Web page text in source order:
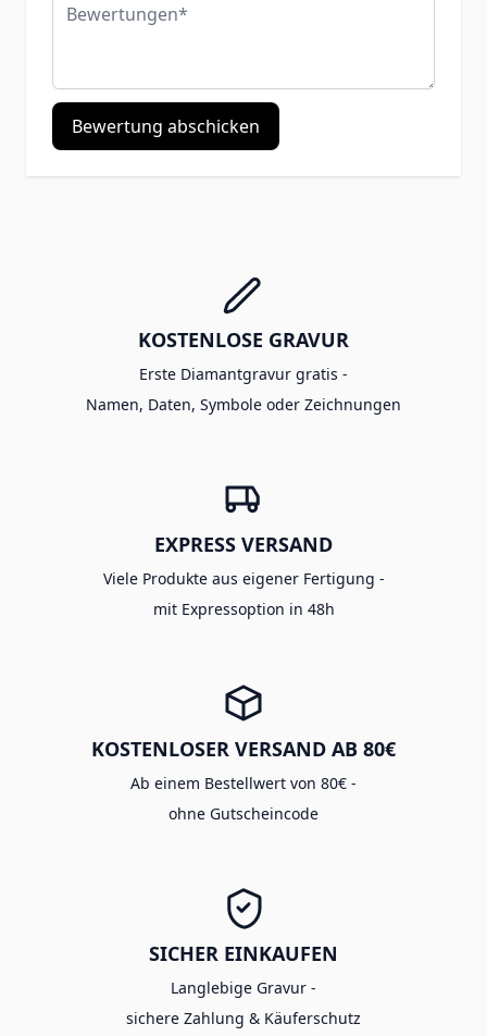
Bewertung abschicken
KOSTENLOSE GRAVUR
Erste Diamantgravur gratis -
Namen, Daten, Symbole oder Zeichnungen
EXPRESS VERSAND
Viele Produkte aus eigener Fertigung -
mit Expressoption in 48h
KOSTENLOSER VERSAND AB 80€
Ab einem Bestellwert von 80€ -
ohne Gutscheincode
SICHER EINKAUFEN
Langlebige Gravur -
sichere Zahlung & Käuferschutz